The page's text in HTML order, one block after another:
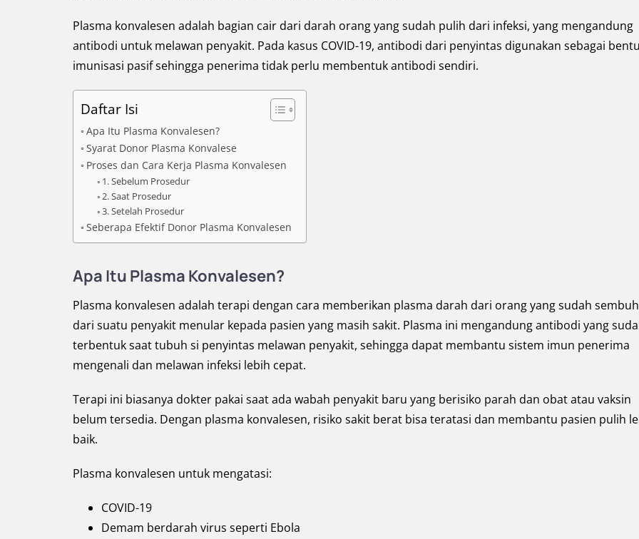
Plasma konvalesen adalah bagian cair dari darah orang yang sudah pulih dari infeksi, yang mengandung
antibodi untuk melawan penyakit. Pada kasus COVID-19, antibodi dari penyintas digunakan sebagai
imunisasi pasif sehingga penerima tidak perlu membentuk antibodi sendiri.
Daftar Isi
Apa Itu Plasma Konvalesen?
Syarat Donor Plasma Konvalese
Proses dan Cara Kerja Plasma Konvalesen
1. Sebelum Prosedur
2. Saat Prosedur
3. Setelah Prosedur
Seberapa Efektif Donor Plasma Konvalesen
Apa Itu Plasma Konvalesen?
Plasma konvalesen adalah terapi dengan cara memberikan plasma darah dari orang yang sudah sembuh
dari suatu penyakit menular kepada pasien yang masih sakit. Plasma ini mengandung antibodi yang
terbentuk saat tubuh si penyintas melawan penyakit, sehingga dapat membantu sistem imun penerima
mengenali dan melawan infeksi lebih cepat.
Terapi ini biasanya dokter pakai saat ada wabah penyakit baru yang berisiko parah dan obat atau vaksin
belum tersedia. Dengan plasma konvalesen, risiko sakit berat bisa teratasi dan membantu pasien pulih
baik.
Plasma konvalesen untuk mengatasi:
COVID-19
Demam berdarah virus seperti Ebola